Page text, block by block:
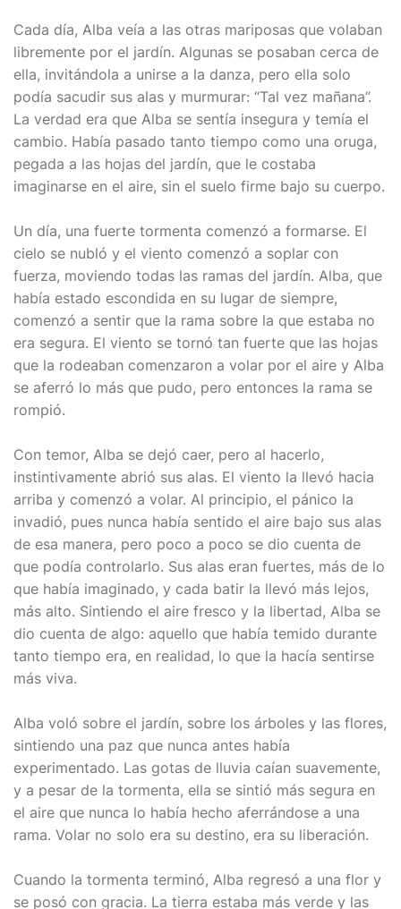
Cada día, Alba veía a las otras mariposas que volaban
libremente por el jardín. Algunas se posaban cerca de
ella, invitándola a unirse a la danza, pero ella solo
podía sacudir sus alas y murmurar: “Tal vez mañana”.
La verdad era que Alba se sentía insegura y temía el
cambio. Había pasado tanto tiempo como una oruga,
pegada a las hojas del jardín, que le costaba
imaginarse en el aire, sin el suelo firme bajo su cuerpo.
Un día, una fuerte tormenta comenzó a formarse. El
cielo se nubló y el viento comenzó a soplar con
fuerza, moviendo todas las ramas del jardín. Alba, que
había estado escondida en su lugar de siempre,
comenzó a sentir que la rama sobre la que estaba no
era segura. El viento se tornó tan fuerte que las hojas
que la rodeaban comenzaron a volar por el aire y Alba
se aferró lo más que pudo, pero entonces la rama se
rompió.
Con temor, Alba se dejó caer, pero al hacerlo,
instintivamente abrió sus alas. El viento la llevó hacia
arriba y comenzó a volar. Al principio, el pánico la
invadió, pues nunca había sentido el aire bajo sus alas
de esa manera, pero poco a poco se dio cuenta de
que podía controlarlo. Sus alas eran fuertes, más de lo
que había imaginado, y cada batir la llevó más lejos,
más alto. Sintiendo el aire fresco y la libertad, Alba se
dio cuenta de algo: aquello que había temido durante
tanto tiempo era, en realidad, lo que la hacía sentirse
más viva.
Alba voló sobre el jardín, sobre los árboles y las flores,
sintiendo una paz que nunca antes había
experimentado. Las gotas de lluvia caían suavemente,
y a pesar de la tormenta, ella se sintió más segura en
el aire que nunca lo había hecho aferrándose a una
rama. Volar no solo era su destino, era su liberación.
Cuando la tormenta terminó, Alba regresó a una flor y
se posó con gracia. La tierra estaba más verde y las